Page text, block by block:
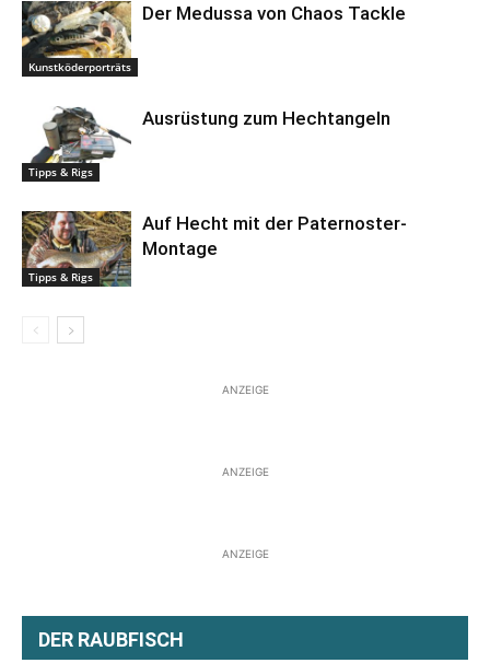
Kunstköderporträts
Der Medussa von Chaos Tackle
Tipps & Rigs
Ausrüstung zum Hechtangeln
Tipps & Rigs
Auf Hecht mit der Paternoster-
Montage
ANZEIGE
ANZEIGE
ANZEIGE
DER RAUBFISCH